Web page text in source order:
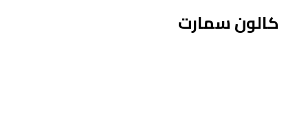
كالون سمارت